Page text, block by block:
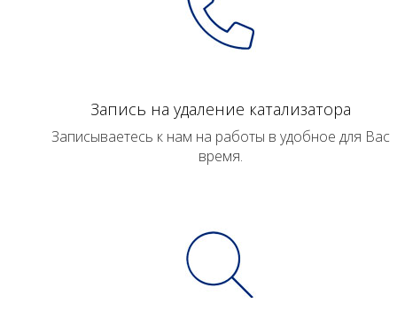
Запись на удаление катализатора
Записываетесь к нам на работы в удобное для Вас
время.